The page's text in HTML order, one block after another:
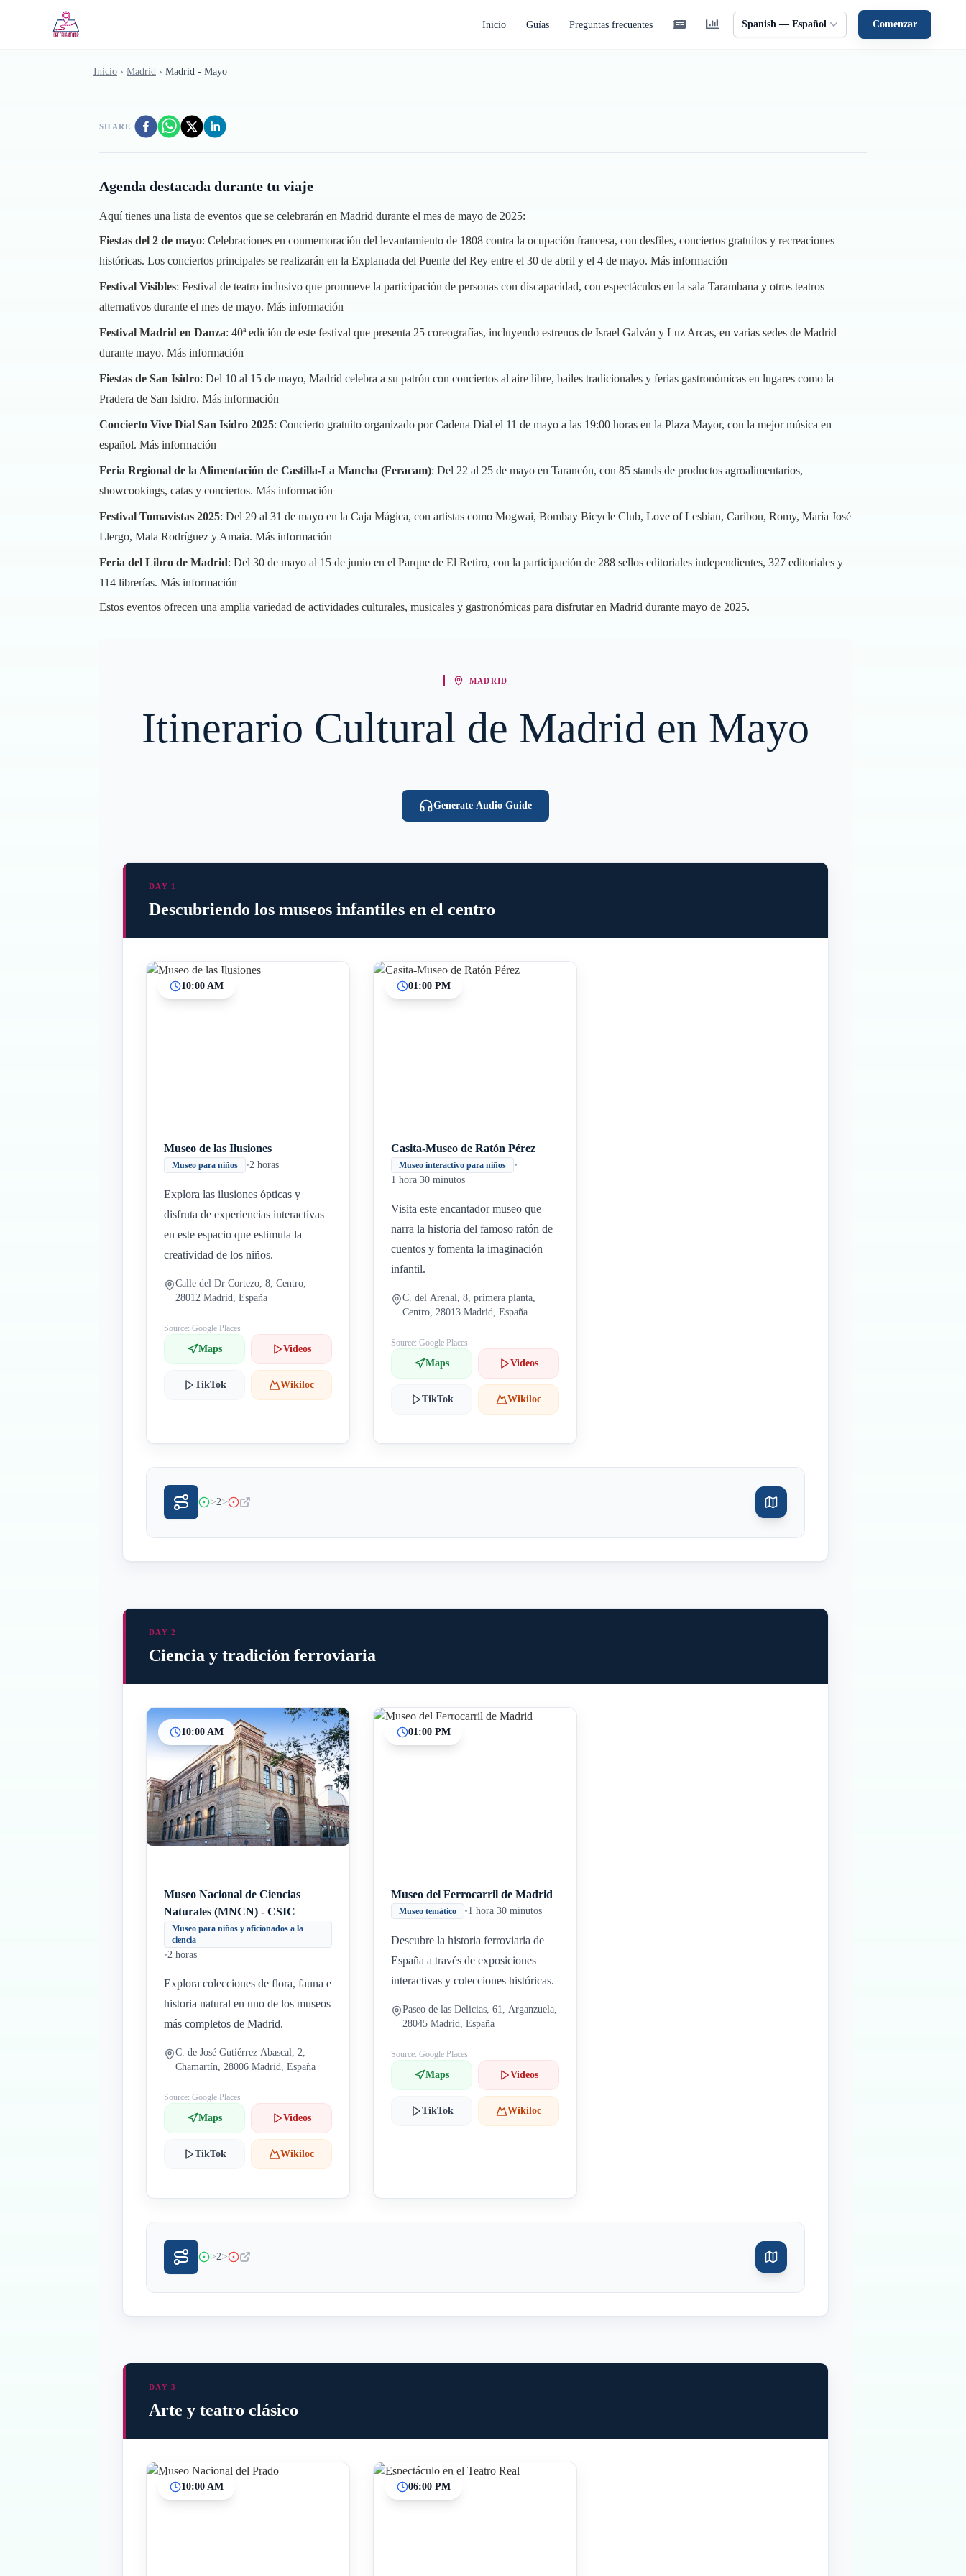
Inicio Guías Preguntas frecuentes Spanish — Español Comenzar
Inicio › Madrid › Madrid - Mayo
SHARE
Agenda destacada durante tu viaje
Aquí tienes una lista de eventos que se celebrarán en Madrid durante el mes de mayo de 2025:
Fiestas del 2 de mayo: Celebraciones en conmemoración del levantamiento de 1808 contra la ocupación francesa, con desfiles, conciertos gratuitos y recreaciones
históricas. Los conciertos principales se realizarán en la Explanada del Puente del Rey entre el 30 de abril y el 4 de mayo. Más información
Festival Visibles: Festival de teatro inclusivo que promueve la participación de personas con discapacidad, con espectáculos en la sala Tarambana y otros teatros
alternativos durante el mes de mayo. Más información
Festival Madrid en Danza: 40ª edición de este festival que presenta 25 coreografías, incluyendo estrenos de Israel Galván y Luz Arcas, en varias sedes de Madrid
durante mayo. Más información
Fiestas de San Isidro: Del 10 al 15 de mayo, Madrid celebra a su patrón con conciertos al aire libre, bailes tradicionales y ferias gastronómicas en lugares como la
Pradera de San Isidro. Más información
Concierto Vive Dial San Isidro 2025: Concierto gratuito organizado por Cadena Dial el 11 de mayo a las 19:00 horas en la Plaza Mayor, con la mejor música en
español. Más información
Feria Regional de la Alimentación de Castilla-La Mancha (Feracam): Del 22 al 25 de mayo en Tarancón, con 85 stands de productos agroalimentarios,
showcookings, catas y conciertos. Más información
Festival Tomavistas 2025: Del 29 al 31 de mayo en la Caja Mágica, con artistas como Mogwai, Bombay Bicycle Club, Love of Lesbian, Caribou, Romy, María José
Llergo, Mala Rodríguez y Amaia. Más información
Feria del Libro de Madrid: Del 30 de mayo al 15 de junio en el Parque de El Retiro, con la participación de 288 sellos editoriales independientes, 327 editoriales y
114 librerías. Más información
Estos eventos ofrecen una amplia variedad de actividades culturales, musicales y gastronómicas para disfrutar en Madrid durante mayo de 2025.
MADRID
Itinerario Cultural de Madrid en Mayo
Generate Audio Guide
DAY 1
Descubriendo los museos infantiles en el centro
10:00 AM
Museo de las Ilusiones
Museo para niños •2 horas
Explora las ilusiones ópticas y
disfruta de experiencias interactivas
en este espacio que estimula la
creatividad de los niños.
Calle del Dr Cortezo, 8, Centro,
28012 Madrid, España
Source: Google Places
Maps Videos
TikTok Wikiloc
01:00 PM
Casita-Museo de Ratón Pérez
Museo interactivo para niños
•
1 hora 30 minutos
Visita este encantador museo que
narra la historia del famoso ratón de
cuentos y fomenta la imaginación
infantil.
C. del Arenal, 8, primera planta,
Centro, 28013 Madrid, España
Source: Google Places
Maps Videos
TikTok Wikiloc
>2>
DAY 2
Ciencia y tradición ferroviaria
10:00 AM
Museo Nacional de Ciencias
Naturales (MNCN) - CSIC
Museo para niños y aficionados a la
ciencia
•2 horas
Explora colecciones de flora, fauna e
historia natural en uno de los museos
más completos de Madrid.
C. de José Gutiérrez Abascal, 2,
Chamartín, 28006 Madrid, España
Source: Google Places
Maps Videos
TikTok Wikiloc
01:00 PM
Museo del Ferrocarril de Madrid
Museo temático •1 hora 30 minutos
Descubre la historia ferroviaria de
España a través de exposiciones
interactivas y colecciones históricas.
Paseo de las Delicias, 61, Arganzuela,
28045 Madrid, España
Source: Google Places
Maps Videos
TikTok Wikiloc
>2>
DAY 3
Arte y teatro clásico
10:00 AM 06:00 PM